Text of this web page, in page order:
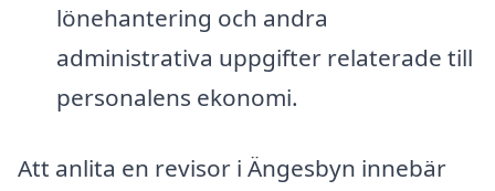
lönehantering och andra
administrativa uppgifter relaterade till
personalens ekonomi.
Att anlita en revisor i Ängesbyn innebär